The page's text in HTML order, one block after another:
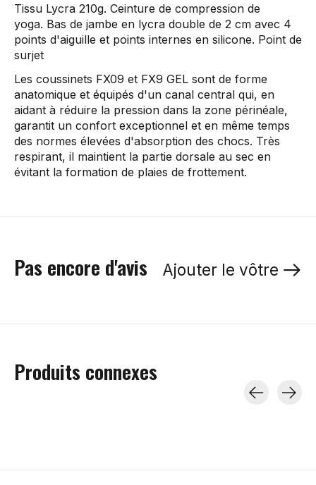
Tissu Lycra 210g. Ceinture de compression de
yoga. Bas de jambe en lycra double de 2 cm avec 4
points d'aiguille et points internes en silicone. Point de
surjet
Les coussinets FX09 et FX9 GEL sont de forme
anatomique et équipés d'un canal central qui, en
aidant à réduire la pression dans la zone périnéale,
garantit un confort exceptionnel et en même temps
des normes élevées d'absorption des chocs. Très
respirant, il maintient la partie dorsale au sec en
évitant la formation de plaies de frottement.
Pas encore d'avis Ajouter le vôtre
Produits connexes